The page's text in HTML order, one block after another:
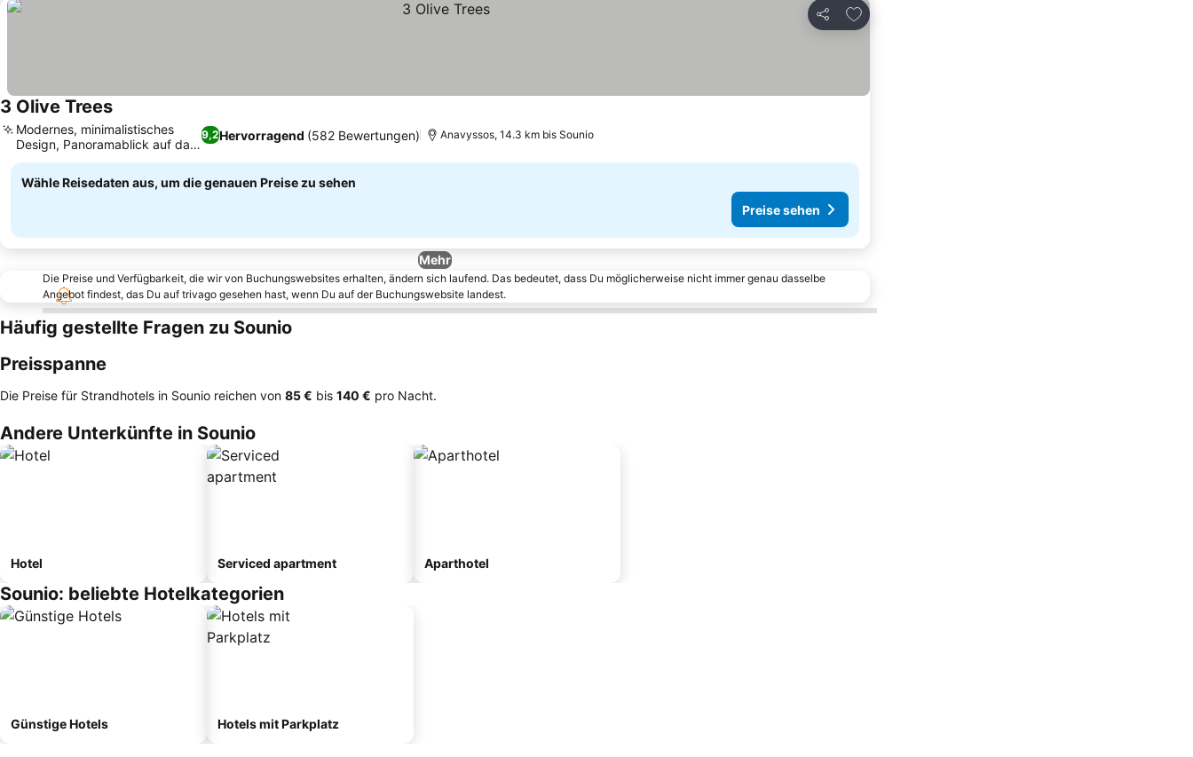
Teilen
Zu Favoriten hinzufügen
3 Olive Trees
9,2Hervorragend (582 Bewertungen)
Modernes, minimalistisches
Design, Panoramablick auf das
Meer
Anavyssos, 14.3 km bis Sounio
Wähle Reisedaten aus, um die genauen Preise zu sehen
Preise sehen
Mehr
Die Preise und Verfügbarkeit, die wir von Buchungswebsites erhalten, ändern sich laufend. Das bedeutet, dass Du möglicherweise nicht immer genau dasselbe
Angebot findest, das Du auf trivago gesehen hast, wenn Du auf der Buchungswebsite landest.
Häufig gestellte Fragen zu Sounio
Preisspanne
Die Preise für Strandhotels in Sounio reichen von ‎85 € bis ‎140 € pro Nacht.
Andere Unterkünfte in Sounio
Hotel Serviced apartment Aparthotel
Sounio: beliebte Hotelkategorien
Günstige Hotels Hotels mit Parkplatz